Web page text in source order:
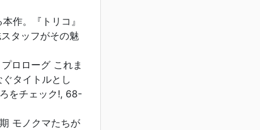
作。『トリコ』
タッフがその魅
ロローグ これま
タイトルとし
をチェック!, 68-
モノクマたちが